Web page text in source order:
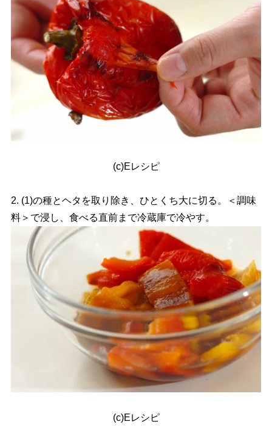
(c)Eレシピ
2. (1)の種とヘタを取り除き、ひとくち大に切る。＜調味
料＞で浸し、食べる直前まで冷蔵庫で冷やす。
(c)Eレシピ